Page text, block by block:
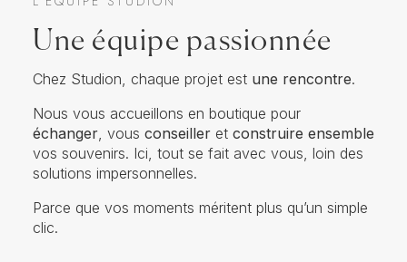
Une équipe passionnée
Chez Studion, chaque projet est une rencontre.
Nous vous accueillons en boutique pour
échanger, vous conseiller et construire ensemble
vos souvenirs. Ici, tout se fait avec vous, loin des
solutions impersonnelles.
Parce que vos moments méritent plus qu’un simple
clic.